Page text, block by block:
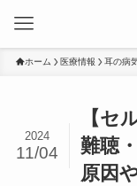
ホーム 医療情報 耳の病
【セ
難聴
原因
2024
11/04